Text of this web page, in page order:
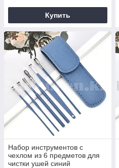
Купить
Набор инструментов с
чехлом из 6 предметов для
чистки ушей синий